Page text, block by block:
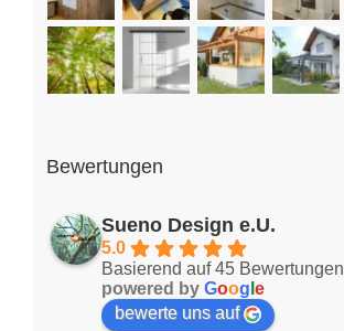
Bewertungen
Sueno Design e.U.
5.0
Basierend auf 45 Bewertungen
powered by Goog e
bewerte uns auf